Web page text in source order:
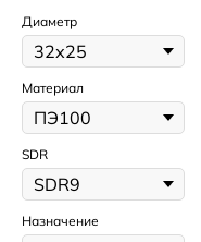
Диаметр
Материал
SDR
Назначение